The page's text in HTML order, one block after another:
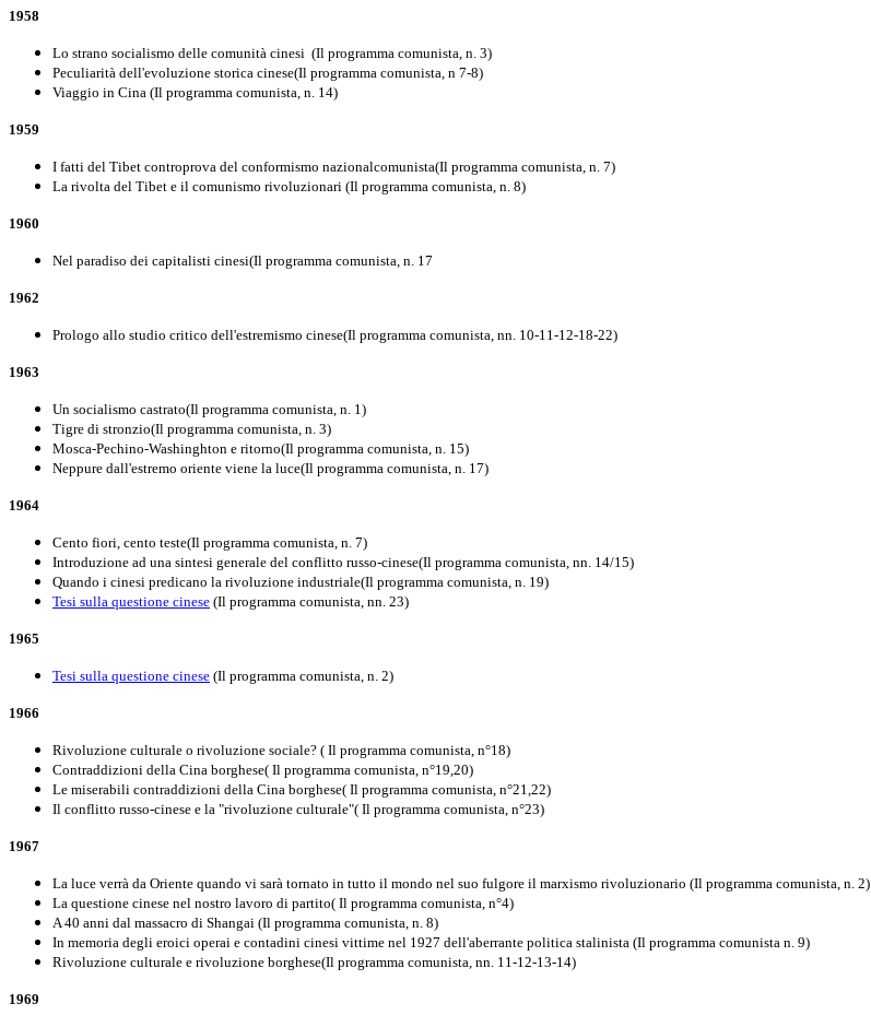
1958
Lo strano socialismo delle comunità cinesi (Il programma comunista, n. 3)
Peculiarità dell'evoluzione storica cinese(Il programma comunista, n 7-8)
Viaggio in Cina (Il programma comunista, n. 14)
1959
I fatti del Tibet controprova del conformismo nazionalcomunista(Il programma comunista, n. 7)
La rivolta del Tibet e il comunismo rivoluzionari (Il programma comunista, n. 8)
1960
Nel paradiso dei capitalisti cinesi(Il programma comunista, n. 17
1962
Prologo allo studio critico dell'estremismo cinese(Il programma comunista, nn. 10-11-12-18-22)
1963
Un socialismo castrato(Il programma comunista, n. 1)
Tigre di stronzio(Il programma comunista, n. 3)
Mosca-Pechino-Washinghton e ritorno(Il programma comunista, n. 15)
Neppure dall'estremo oriente viene la luce(Il programma comunista, n. 17)
1964
Cento fiori, cento teste(Il programma comunista, n. 7)
Introduzione ad una sintesi generale del conflitto russo-cinese(Il programma comunista, nn. 14/15)
Quando i cinesi predicano la rivoluzione industriale(Il programma comunista, n. 19)
Tesi sulla questione cinese (Il programma comunista, nn. 23)
1965
Tesi sulla questione cinese (Il programma comunista, n. 2)
1966
Rivoluzione culturale o rivoluzione sociale? ( Il programma comunista, n°18)
Contraddizioni della Cina borghese( Il programma comunista, n°19,20)
Le miserabili contraddizioni della Cina borghese( Il programma comunista, n°21,22)
Il conflitto russo-cinese e la "rivoluzione culturale"( Il programma comunista, n°23)
1967
La luce verrà da Oriente quando vi sarà tornato in tutto il mondo nel suo fulgore il marxismo rivoluzionario (Il programma comunista, n. 2)
La questione cinese nel nostro lavoro di partito( Il programma comunista, n°4)
A 40 anni dal massacro di Shangai (Il programma comunista, n. 8)
In memoria degli eroici operai e contadini cinesi vittime nel 1927 dell'aberrante politica stalinista (Il programma comunista n. 9)
Rivoluzione culturale e rivoluzione borghese(Il programma comunista, nn. 11-12-13-14)
1969